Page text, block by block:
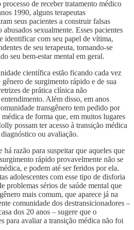
de receber tratamento médico
1990, alguns terapeutas
seus pacientes a construir falsas
sexualmente. Esses pacientes
identificar com seu papel de vítima,
de seu terapeuta, tornando-se
seu bem-estar mental em geral.
científica estão ficando cada vez
de surgimento rápido e de sua
de prática clínica não
Além disso, em anos
transgênero tem pedido por
de forma que, em muitos lugares
possam ter acesso à transição médica
ou avaliação.
há razão para suspeitar que aqueles que
rápido provavelmente não se
e podem até ser feridos por ela.
adolescentes com esse tipo de disforia
problemas sérios de saúde mental que
mais comum, que aparece já na
comunidade dos destransicionadores –
dos 20 anos – sugere que o
para avaliar a transição médica não foi